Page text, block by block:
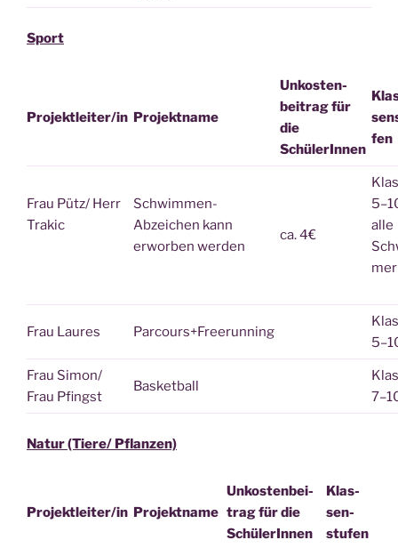
Sport
Projektleiter/in Pro­jekt­na­me
Unkos­ten­
bei­trag für
die
SchülerInnen
fen
Frau Pütz/ Herr
Trakic
Schwim­men-
Abzei­chen kann
erwor­ben werden
ca. 4€
alle
mer
Frau Lau­res Parcours+Freerunning
Frau Simon/
Frau Pfingst
Bas­ket­ball
Natur (Tiere/ Pflanzen)
Projektleiter/in Pro­jekt­na­me
Unkos­ten­bei­
trag für die
SchülerInnen
Klas­
sen­
stu­fen